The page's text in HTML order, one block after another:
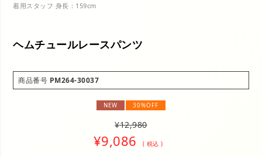
着用スタッフ 身長：159cm
ヘムチュールレースパンツ
商品番号 PM264-30037
NEW 30%OFF
¥12,980
¥9,086 税込